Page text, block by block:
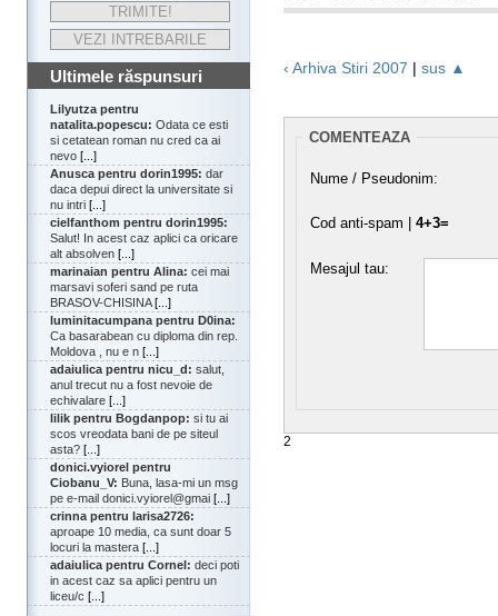
Ultimele răspunsuri
Lilyutza pentru
natalita.popescu: Odata ce esti
si cetatean roman nu cred ca ai
nevo [...]
Anusca pentru dorin1995: dar
daca depui direct la universitate si
nu intri [...]
cielfanthom pentru dorin1995:
Salut! In acest caz aplici ca oricare
alt absolven [...]
marinaian pentru Alina: cei mai
marsavi soferi sand pe ruta
BRASOV-CHISINA[...]
luminitacumpana pentru D0ina:
Ca basarabean cu diploma din rep.
Moldova , nu e n [...]
adaiulica pentru nicu_d: salut,
anul trecut nu a fost nevoie de
echivalare [...]
lilik pentru Bogdanpop: si tu ai
scos vreodata bani de pe siteul
asta? [...]
donici.vyiorel pentru
Ciobanu_V: Buna, lasa-mi un msg
pe e-mail donici.vyiorel@gmai [...]
crinna pentru larisa2726:
aproape 10 media, ca sunt doar 5
locuri la mastera [...]
adaiulica pentru Cornel: deci poti
in acest caz sa aplici pentru un
liceu/c [...]
‹ Arhiva Stiri 2007 | sus ▲
COMENTEAZA
Nume / Pseudonim:
Cod anti-spam | 4+3=
Mesajul tau:
2